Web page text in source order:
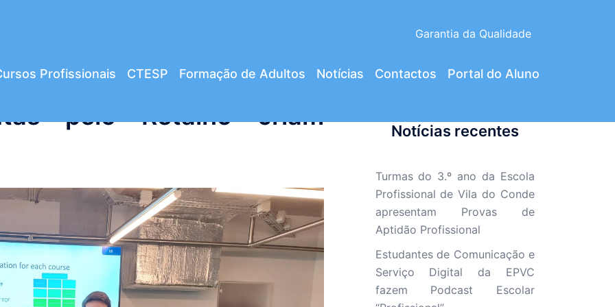
Garantia da Qualidade
Profissionais CTESP Formação de Adultos Notícias Contactos Portal do Aluno
pelo Retalho criam
Notícias recentes
Turmas do 3.º ano da Escola
Profissional de Vila do Conde
apresentam Provas de
Aptidão Profissional
Estudantes de Comunicação e
Serviço Digital da EPVC
fazem Podcast Escolar